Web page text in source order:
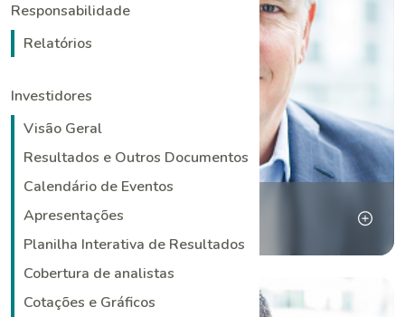
Responsabilidade
Relatórios
Investidores
Visão Geral
Resultados e Outros Documentos
Calendário de Eventos
Apresentações
Planilha Interativa de Resultados
Cobertura de analistas
Cotações e Gráficos
David Strang